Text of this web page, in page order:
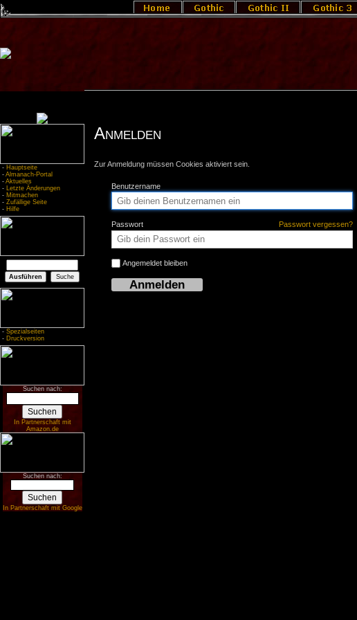
- Hauptseite
- Almanach-Portal
- Aktuelles
- Letzte Änderungen
- Mitmachen
- Zufällige Seite
- Hilfe
- Spezialseiten
- Druckversion
Suchen nach:
In Partnerschaft mit
Amazon.de
Suchen nach:
In Partnerschaft mit Google
Anmelden
Zur Anmeldung müssen Cookies aktiviert sein.
Benutzername
Passwort Passwort vergessen?
Angemeldet bleiben